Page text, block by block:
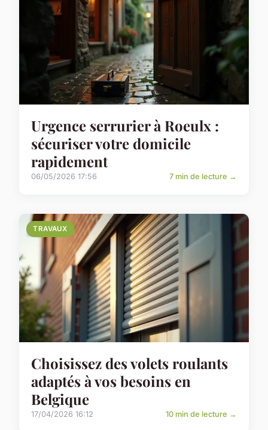
Urgence serrurier à Roeulx :
sécuriser votre domicile
rapidement
06/05/2026 17:56 7 min de lecture →
TRAVAUX
Choisissez des volets roulants
adaptés à vos besoins en
Belgique
17/04/2026 16:12 10 min de lecture →